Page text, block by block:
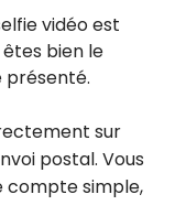
vidéo est
bien le
présenté.
sur
postal. Vous
compte simple,